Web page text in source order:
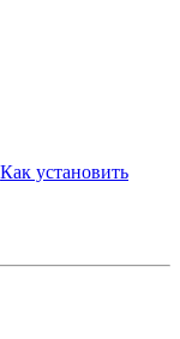
Как установить